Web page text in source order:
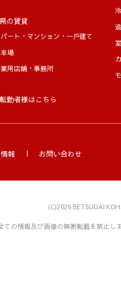
の賃貸
ート・マンション・⼀⼾建て
場
用店舗・事務所
勤者様はこちら
報 お問い合わせ
(C)2026 BETSUDAI
の情報及び画像の無断転載を禁止しま